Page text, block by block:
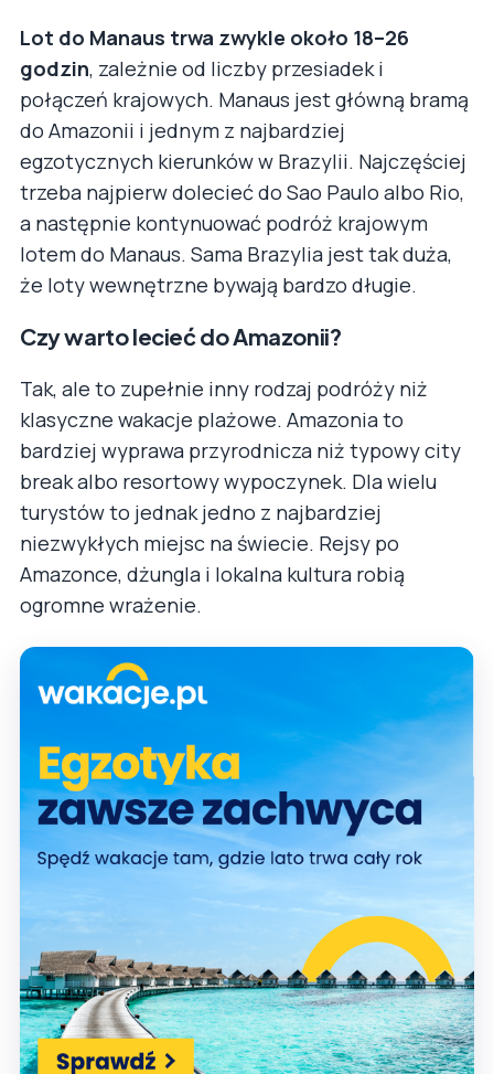
Lot do Manaus trwa zwykle około 18–26
godzin, zależnie od liczby przesiadek i
połączeń krajowych. Manaus jest główną bramą
do Amazonii i jednym z najbardziej
egzotycznych kierunków w Brazylii. Najczęściej
trzeba najpierw dolecieć do Sao Paulo albo Rio,
a następnie kontynuować podróż krajowym
lotem do Manaus. Sama Brazylia jest tak duża,
że loty wewnętrzne bywają bardzo długie.
Czy warto lecieć do Amazonii?
Tak, ale to zupełnie inny rodzaj podróży niż
klasyczne wakacje plażowe. Amazonia to
bardziej wyprawa przyrodnicza niż typowy city
break albo resortowy wypoczynek. Dla wielu
turystów to jednak jedno z najbardziej
niezwykłych miejsc na świecie. Rejsy po
Amazonce, dżungla i lokalna kultura robią
ogromne wrażenie.